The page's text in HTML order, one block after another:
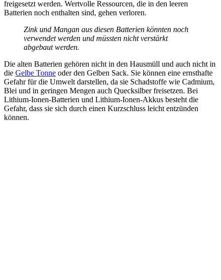
freigesetzt werden. Wertvolle Ressourcen, die in den leeren
Batterien noch enthalten sind, gehen verloren.
Zink und Mangan aus diesen Batterien könnten noch
verwendet werden und müssten nicht verstärkt
abgebaut werden.
Die alten Batterien gehören nicht in den Hausmüll und auch nicht in
die Gelbe Tonne oder den Gelben Sack. Sie können eine ernsthafte
Gefahr für die Umwelt darstellen, da sie Schadstoffe wie Cadmium,
Blei und in geringen Mengen auch Quecksilber freisetzen. Bei
Lithium-Ionen-Batterien und Lithium-Ionen-Akkus besteht die
Gefahr, dass sie sich durch einen Kurzschluss leicht entzünden
können.